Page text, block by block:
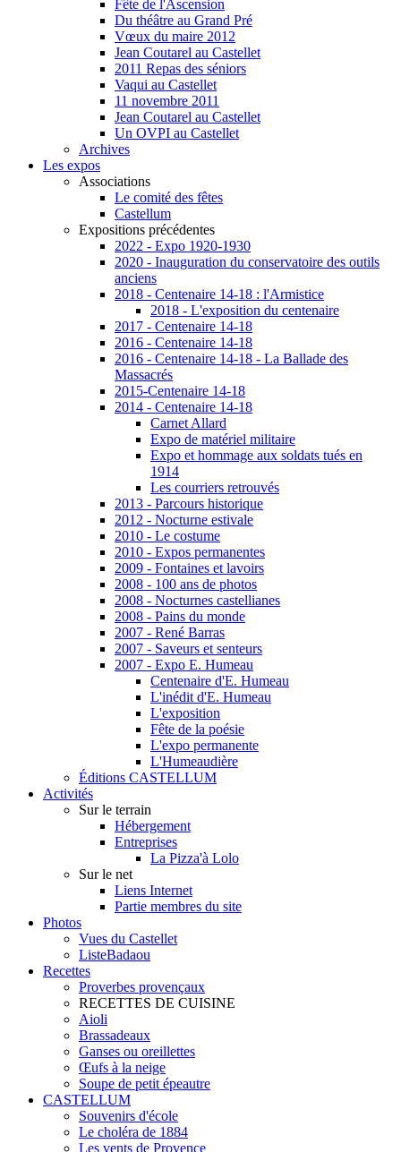
Fête de l'Ascension
Du théâtre au Grand Pré
Vœux du maire 2012
Jean Coutarel au Castellet
2011 Repas des séniors
Vaqui au Castellet
11 novembre 2011
Jean Coutarel au Castellet
Un OVPI au Castellet
Archives
Les expos
Associations
Le comité des fêtes
Castellum
Expositions précédentes
2022 - Expo 1920-1930
2020 - Inauguration du conservatoire des outils
anciens
2018 - Centenaire 14-18 : l'Armistice
2018 - L'exposition du centenaire
2017 - Centenaire 14-18
2016 - Centenaire 14-18
2016 - Centenaire 14-18 - La Ballade des
Massacrés
2015-Centenaire 14-18
2014 - Centenaire 14-18
Carnet Allard
Expo de matériel militaire
Expo et hommage aux soldats tués en
1914
Les courriers retrouvés
2013 - Parcours historique
2012 - Nocturne estivale
2010 - Le costume
2010 - Expos permanentes
2009 - Fontaines et lavoirs
2008 - 100 ans de photos
2008 - Nocturnes castellianes
2008 - Pains du monde
2007 - René Barras
2007 - Saveurs et senteurs
2007 - Expo E. Humeau
Centenaire d'E. Humeau
L'inédit d'E. Humeau
L'exposition
Fête de la poésie
L'expo permanente
L'Humeaudière
Éditions CASTELLUM
Activités
Sur le terrain
Hébergement
Entreprises
La Pizza'à Lolo
Sur le net
Liens Internet
Partie membres du site
Photos
Vues du Castellet
ListeBadaou
Recettes
Proverbes provençaux
RECETTES DE CUISINE
Aioli
Brassadeaux
Ganses ou oreillettes
Œufs à la neige
Soupe de petit épeautre
CASTELLUM
Souvenirs d'école
Le choléra de 1884
Les vents de Provence